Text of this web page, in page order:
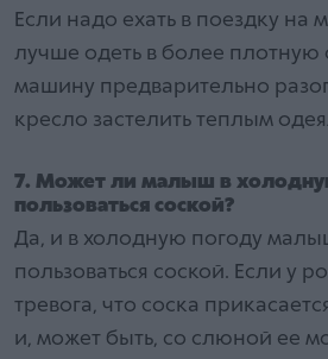
Если надо ехать в поездку
лучше одеть в более
машину предварительно
кресло застелить теплым
7. Может ли малыш в
пользоваться соской?
Да, и в холодную погоду
пользоваться соской. Если у
тревога, что соска
и, может быть, со слюной ее